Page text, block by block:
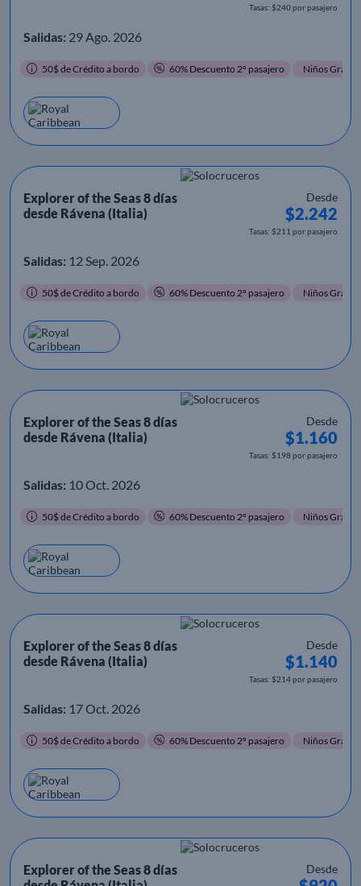
Tasas: $240 por pasajero
Salidas: 29 Ago. 2026
50$ de Crédito a bordo 60% Descuento 2º pasajero Niños Gratis
Explorer of the Seas 8 días
desde Rávena (Italia)
Desde
$2.242
Tasas: $211 por pasajero
Salidas: 12 Sep. 2026
50$ de Crédito a bordo 60% Descuento 2º pasajero Niños Gratis
Explorer of the Seas 8 días
desde Rávena (Italia)
Desde
$1.160
Tasas: $198 por pasajero
Salidas: 10 Oct. 2026
50$ de Crédito a bordo 60% Descuento 2º pasajero Niños Gratis
Explorer of the Seas 8 días
desde Rávena (Italia)
Desde
$1.140
Tasas: $214 por pasajero
Salidas: 17 Oct. 2026
50$ de Crédito a bordo 60% Descuento 2º pasajero Niños Gratis
Explorer of the Seas 8 días
Desde